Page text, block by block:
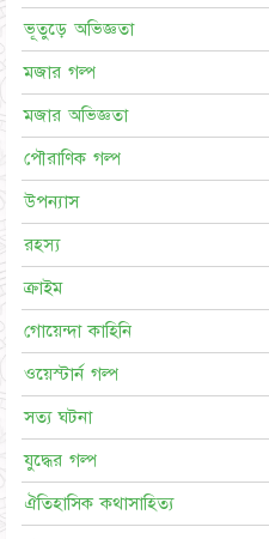
ভূতুড়ে অভিজ্ঞতা
মজার গল্প
মজার অভিজ্ঞতা
পৌরাণিক গল্প
উপন্যাস
রহস্য
ক্রাইম
গোয়েন্দা কাহিনি
ওয়েস্টার্ন গল্প
সত্য ঘটনা
যুদ্ধের গল্প
ঐতিহাসিক কথাসাহিত্য